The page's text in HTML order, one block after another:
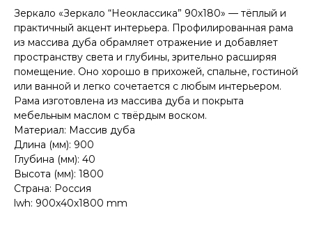
Зеркало «Зеркало “Неоклассика” 90х180» — тёплый и
практичный акцент интерьера. Профилированная рама
из массива дуба обрамляет отражение и добавляет
пространству света и глубины, зрительно расширяя
помещение. Оно хорошо в прихожей, спальне, гостиной
или ванной и легко сочетается с любым интерьером.
Рама изготовлена из массива дуба и покрыта
мебельным маслом с твёрдым воском.
Материал: Массив дуба
Длина (мм): 900
Глубина (мм): 40
Высота (мм): 1800
Страна: Россия
lwh: 900x40x1800 mm